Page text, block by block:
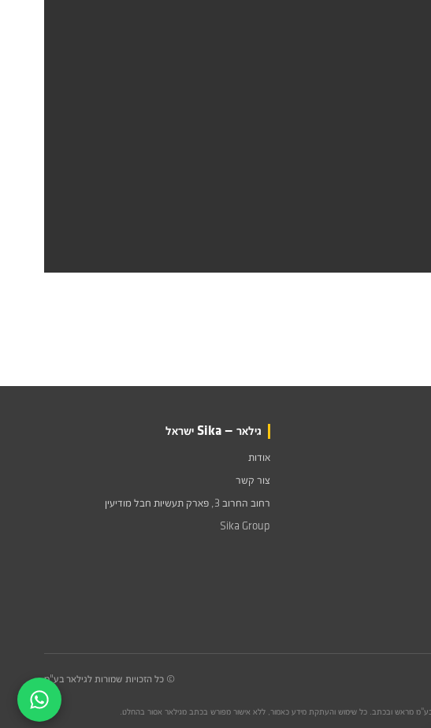
גילאר — Sika ישראל
אודות
צור קשר
רחוב החרוב 3, פארק תעשיות חבל מודיעין
Sika Group
© כל הזכויות שמורות לגילאר בע"מ
מראש ובכתב. כל שימוש והעתקת מידע כאמור, ללא אישור מפורש בכתב מגילאר אסור בהחלט.